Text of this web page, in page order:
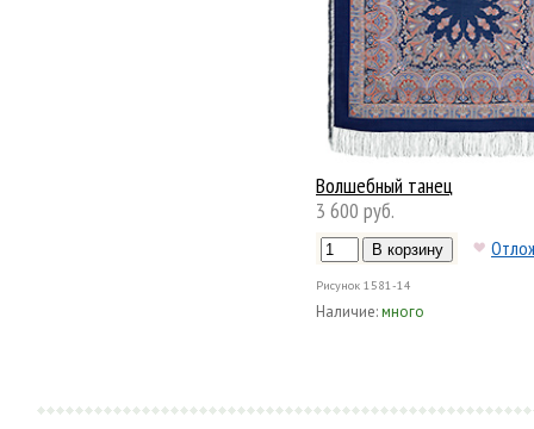
Волшебный танец
3 600 руб.
Рисунок 1581-14
Наличие:много